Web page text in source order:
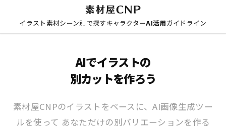
イラスト素材シーン別で探すキャラクターAI活用ガイドライン
AIでイラストの
別カットを作ろう
素材屋CNPのイラストをベースに、AI画像生成ツー
ルを使って あなただけの別バリエーションを作る